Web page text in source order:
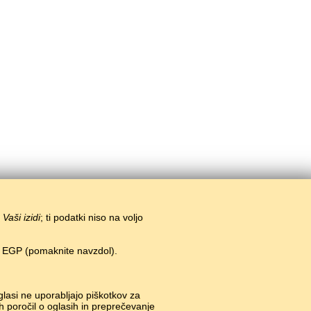
Vaši izidi; ti podatki niso na voljo
(pomaknite navzdol).
ne uporabljajo piškotkov za
poročil o oglasih in preprečevanje